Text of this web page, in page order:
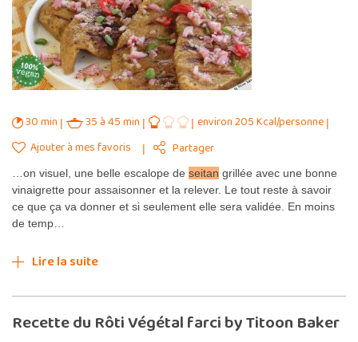
30 min 35 à 45 min
environ 205 Kcal/personne
Ajouter à mes favoris
Partager
…on visuel, une belle escalope de seitan grillée avec une bonne
vinaigrette pour assaisonner et la relever. Le tout reste à savoir
ce que ça va donner et si seulement elle sera validée. En moins
de temp…
Lire la suite
Recette du Rôti Végétal farci by Titoon Baker